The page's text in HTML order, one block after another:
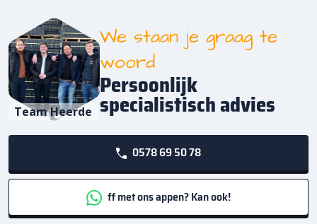
Team Heerde
We staan je graag te
woord
Persoonlijk
specialistisch advies
0578 69 50 78
ff met ons appen? Kan ook!